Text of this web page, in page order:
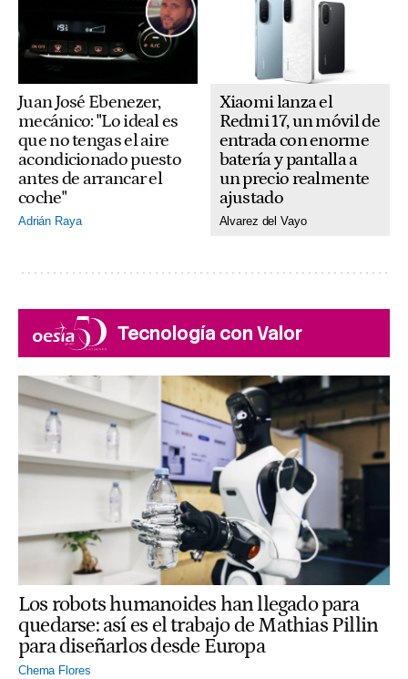
Juan José Ebenezer,
mecánico: "Lo ideal es
que no tengas el aire
acondicionado puesto
antes de arrancar el
coche"
Adrián Raya
Xiaomi lanza el
Redmi 17, un móvil de
entrada con enorme
batería y pantalla a
un precio realmente
ajustado
Alvarez del Vayo
Tecnología con Valor
Los robots humanoides han llegado para
quedarse: así es el trabajo de Mathias Pillin
para diseñarlos desde Europa
Chema Flores